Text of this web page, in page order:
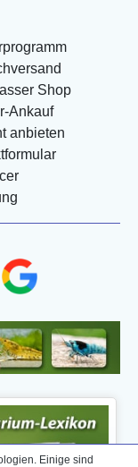
Shop
Ankauf
anbieten
Einige sind